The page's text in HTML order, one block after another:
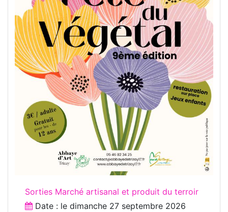
Sorties Marché artisanal et produit du terroir
Date : le dimanche 27 septembre 2026